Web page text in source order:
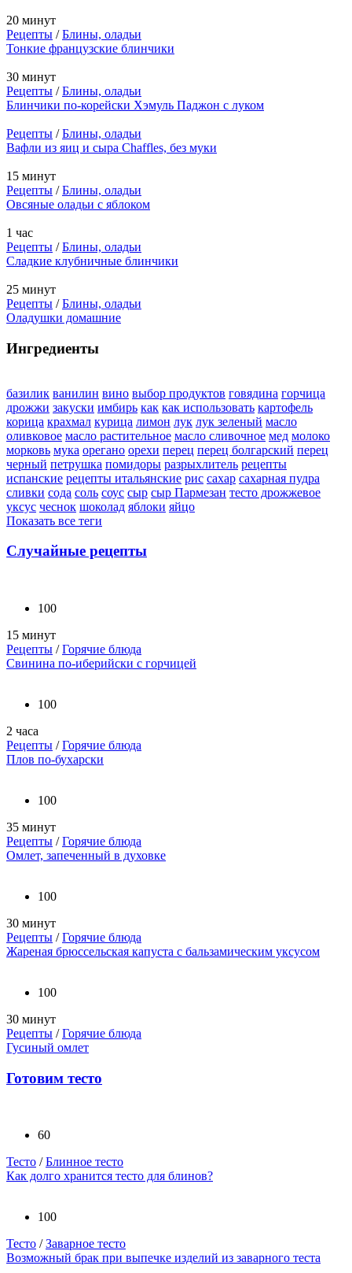
20 минут
Рецепты /Блины, оладьи
Тонкие французские блинчики
30 минут
Рецепты /Блины, оладьи
Блинчики по-корейски Хэмуль Паджон с луком
Рецепты /Блины, оладьи
Вафли из яиц и сыра Chaffles, без муки
15 минут
Рецепты /Блины, оладьи
Овсяные оладьи с яблоком
1 час
Рецепты /Блины, оладьи
Сладкие клубничные блинчики
25 минут
Рецепты /Блины, оладьи
Оладушки домашние
Ингредиенты
базилик ванилин вино выбор продуктов говядина горчица
дрожжи закуски имбирь как как использовать картофель
корица крахмал курица лимон лук лук зеленый масло
оливковое масло растительное масло сливочное мед молоко
морковь мука орегано орехи перец перец болгарский перец
черный петрушка помидоры разрыхлитель рецепты
испанские рецепты итальянские рис сахар сахарная пудра
сливки сода соль соус сыр сыр Пармезан тесто дрожжевое
уксус чеснок шоколад яблоки яйцо
Показать все теги
Случайные рецепты
100
15 минут
Рецепты /Горячие блюда
Свинина по-иберийски с горчицей
100
2 часа
Рецепты /Горячие блюда
Плов по-бухарски
100
35 минут
Рецепты /Горячие блюда
Омлет, запеченный в духовке
100
30 минут
Рецепты /Горячие блюда
Жареная брюссельская капуста с бальзамическим уксусом
100
30 минут
Рецепты /Горячие блюда
Гусиный омлет
Готовим тесто
60
Тесто /Блинное тесто
Как долго хранится тесто для блинов?
100
Тесто /Заварное тесто
Возможный брак при выпечке изделий из заварного теста